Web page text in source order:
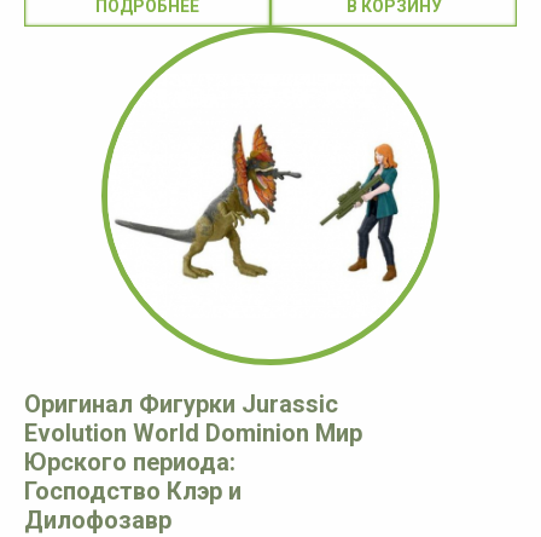
ПОДРОБНЕЕ
Оригинал Фигурки Jurassic
Evolution World Dominion Мир
Юрского периода:
Господство Клэр и
Дилофозавр